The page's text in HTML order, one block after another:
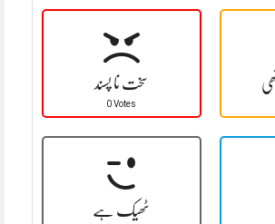
سخت نا پسند
0 Votes
ٹھیک ہے